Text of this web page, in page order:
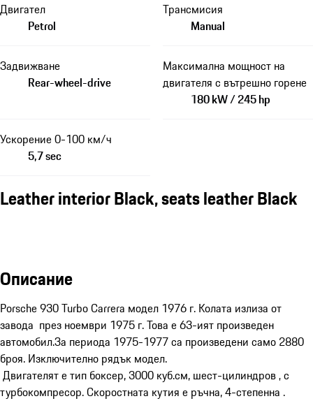
Двигател
Petrol
Трансмисия
Manual
Задвижване
Rear-wheel-drive
Максимална мощност на
двигателя с вътрешно горене
180 kW / 245 hp
Ускорение 0-100 км/ч
5,7 sec
Leather interior Black, seats leather Black
Описание
Porsche 930 Turbo Carrera модел 1976 г. Колата излиза от
завода  през ноември 1975 г. Това е 63-ият произведен
автомобил.За периода 1975-1977 са произведени само 2880
броя. Изключително рядък модел.
турбокомпресор. Скоростната кутия е ръчна, 4-степенна .